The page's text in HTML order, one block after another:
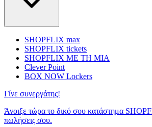
SHOPFLIX max
SHOPFLIX tickets
SHOPFLIX ΜΕ ΤΗ ΜΙΑ
Clever Point
BOX NOW Lockers
Γίνε συνεργάτης!
Άνοιξε τώρα το δικό σου κατάστημα
πωλήσεις σου.